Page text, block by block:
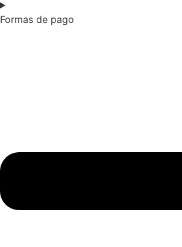
Formas de pago